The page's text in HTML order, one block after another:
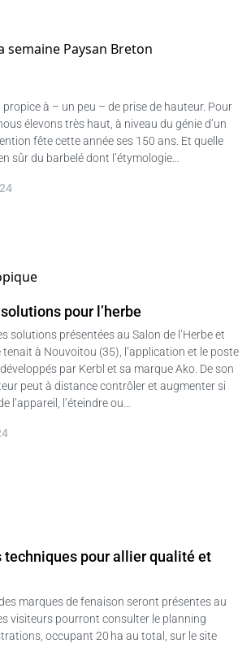
propice à – un peu – de prise de hauteur. Pour
élevons très haut, à niveau du génie d’un
fête cette année ses 150 ans. Et quelle
sûr du barbelé dont l’étymologie…
pour l’herbe
solutions présentées au Salon de l’Herbe et
à Nouvoitou (35), l’application et le poste
par Kerbl et sa marque Ako. De son
peut à distance contrôler et augmenter si
l’appareil, l’éteindre ou…
techniques pour allier qualité et
marques de fenaison seront présentes au
visiteurs pourront consulter le planning
occupant 20 ha au total, sur le site